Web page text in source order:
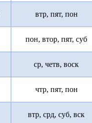
втр, пят, пон
пон, втор, пят, суб
ср, четв, воск
чтр, пят, пон
втр, срд, суб, вск